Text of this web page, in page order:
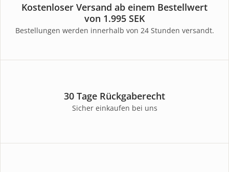
Kostenloser Versand ab einem Bestellwert
von 1.995 SEK
Bestellungen werden innerhalb von 24 Stunden versandt.
30 Tage Rückgaberecht
Sicher einkaufen bei uns